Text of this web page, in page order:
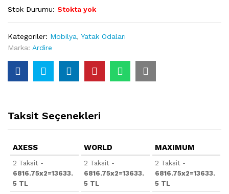
Stok Durumu: Stokta yok
Kategoriler: Mobilya, Yatak Odaları
Marka: Ardire
Taksit Seçenekleri
AXESS
2 Taksit -
6816.75x2=13633.
5 TL
WORLD
2 Taksit -
6816.75x2=13633.
5 TL
MAXIMUM
2 Taksit -
6816.75x2=13633.
5 TL